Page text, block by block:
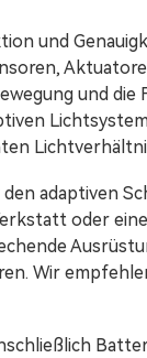
und
und die
adaptiven
oder
Wir